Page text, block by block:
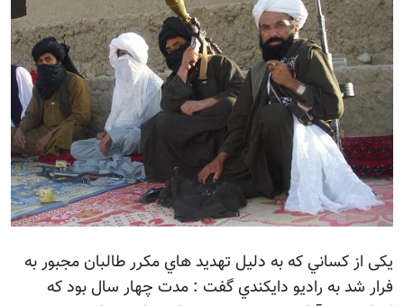
يکی از كساني كه به دليل تهديد هاي مكرر طالبان مجبور به
فرار شد به راديو دايكندي گفت : مدت چهار سال بود كه